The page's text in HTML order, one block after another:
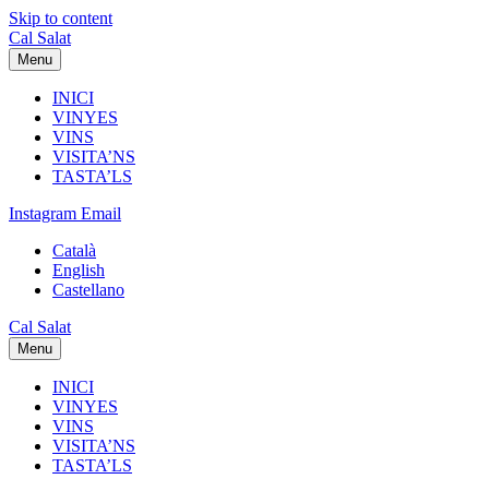
Skip to content
Cal Salat
Menu
INICI
VINYES
VINS
VISITA’NS
TASTA’LS
Instagram Email
Català
English
Castellano
Cal Salat
Menu
INICI
VINYES
VINS
VISITA’NS
TASTA’LS